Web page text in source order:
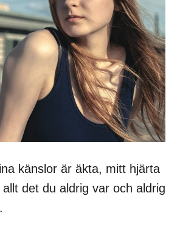
känslor är äkta, mitt hjärta
det du aldrig var och aldrig